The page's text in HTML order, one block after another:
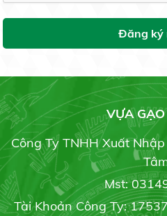
28.000 đ/kg
GẠO ST24
Liên hệ
Vừa xù ký hợp
Lúa ốm yếu khi
19/05/2020
Giải pháp tối ưu
Đăng ký
VỰA
Công Ty TNHH Xuất
Mst:
Tài Khoản Công Ty: